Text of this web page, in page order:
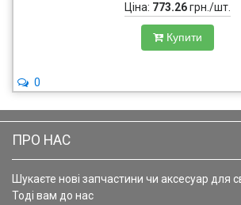
Ціна: 773.26грн./шт.
Купити
0
ПРО НАС
Шукаєте нові запчастини чи аксесуар для
Тоді вам до нас